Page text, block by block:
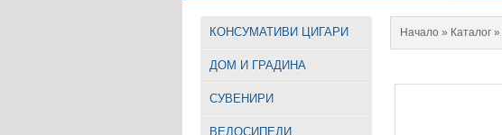
КОНСУМАТИВИ ЦИГАРИ
ДОМ И ГРАДИНА
СУВЕНИРИ
ВЕЛОСИПЕДИ
Начало » Каталог »